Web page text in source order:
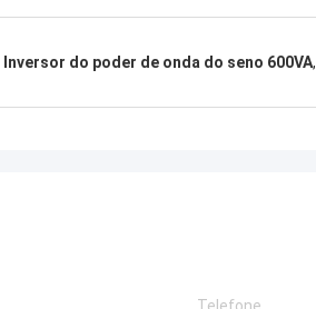
Inversor do poder de onda do seno 600VA,